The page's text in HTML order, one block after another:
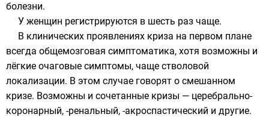
болезни.
У женщин регистрируются в шесть раз чаще.
В клинических проявлениях криза на первом плане
всегда общемозговая симптоматика, хотя возможны и
лёгкие очаговые симптомы, чаще стволовой
локализации. В этом случае говорят о смешанном
кризе. Возможны и сочетанные кризы — церебрально-
коронарный, -ренальный, -акроспастический и другие.